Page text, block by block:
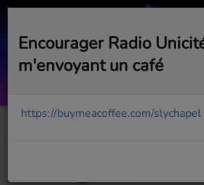
Stand in the sun with me
Encourager Radio
m'envoyant un café
https://buymeacoffee.com/slychapel